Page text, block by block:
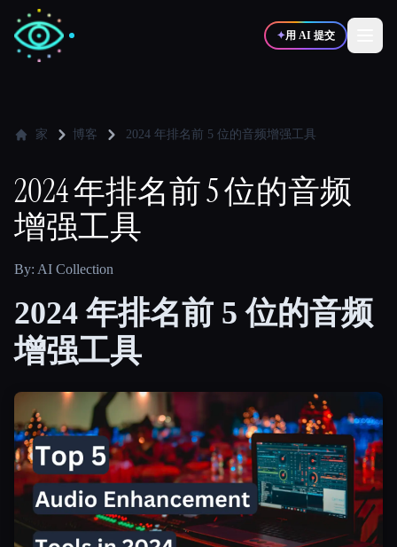
✦用 AI 提交
✍️ 写作者 🎨设计师
💻开发者 📈营销
博客
所有分类
关于
家 博客 2024 年排名前 5 位的音频增强工具
2024 年排名前 5 位的音频
增强工具
By: AI Collection
2024 年排名前 5 位的音频
增强工具